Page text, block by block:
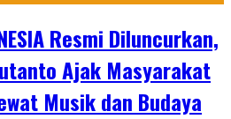
Resmi Diluncurkan,
Ajak Masyarakat
Musik dan Budaya